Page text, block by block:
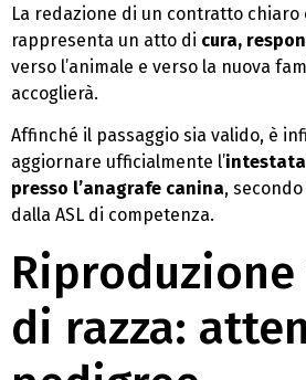
La redazione di un contratto chiaro
rappresenta un atto di cura,
verso l’animale e verso la nuova
accoglierà.
Affinché il passaggio sia valido, è
aggiornare ufficialmente l’
presso l’anagrafe canina,
dalla ASL di competenza.
di razza: